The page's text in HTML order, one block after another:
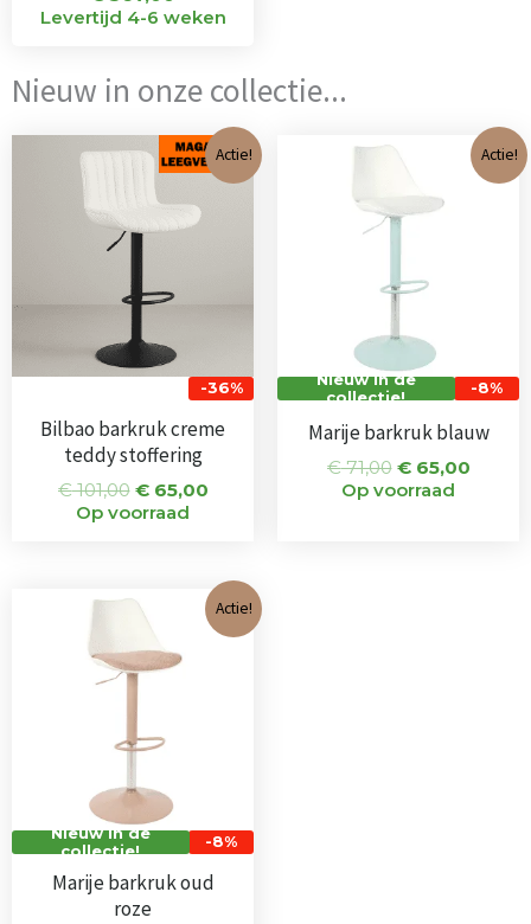
Levertijd 4-6 weken
Nieuw in onze collectie...
Actie!
-36%
Bilbao barkruk creme
teddy stoffering
€101,00
Oorspronkelijke
prijs
was:
€ 101,00.
€65,00
Huidige
prijs
is:
Op voorraad
Actie!
-8%
Nieuw in de
collectie!
Marije barkruk blauw
€71,00
€ 71,00.
€65,00
prijs
is:
Op voorraad
Actie!
-8%
Nieuw in de
collectie!
Marije barkruk oud
roze
Oorspronkelijke
prijs
€ 71,00.
Huidige
prijs
is: